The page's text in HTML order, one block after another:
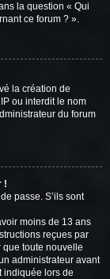
la question « Qui
ce forum ? ».
la création de
ou interdit le nom
du forum
!
passe. S’ils sont
moins de 13 ans
reçues par
toute nouvelle
administrateur avant
indiquée lors de